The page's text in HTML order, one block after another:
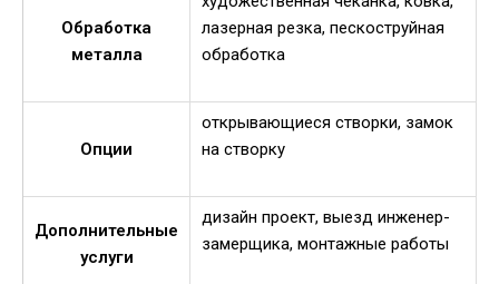
Обработка
металла
лазерная резка, пескоструйная
обработка
Опции
открывающиеся створки, замок
на створку
Дополнительные
услуги
дизайн проект, выезд инженер-
замерщика, монтажные работы